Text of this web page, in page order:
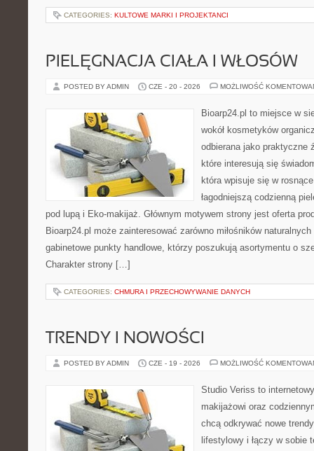
CATEGORIES: KULTOWE MARKI I PROJEKTANCI
PIELĘGNACJA CIAŁA I WŁOSÓW
POSTED BY ADMIN CZE - 20 - 2026 MOŻLIWOŚĆ
Bioarp24.pl to miejsce w
wokół kosmetyków
odbierana jako praktyczne
które interesują się
która wpisuje się w
łagodniejszą codzienną
pod lupą i Eko-makijaż. Głównym motywem strony jest oferta
Bioarp24.pl może zainteresować zarówno miłośników
gabinetowe punkty handlowe, którzy poszukują asortymentu o
Charakter strony […]
CATEGORIES: CHMURA I PRZECHOWYWANIE DANYCH
TRENDY I NOWOŚCI
POSTED BY ADMIN CZE - 19 - 2026 MOŻLIWOŚĆ
Studio Veriss to
makijażowi oraz
chcą odkrywać nowe
lifestylowy i łączy w sobie